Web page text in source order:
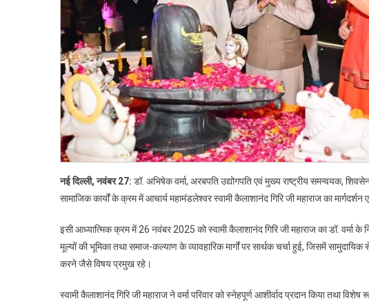
जी
का
आशीर्वाद
और
धर्म-
जनकल्याण
चर्चा
नई दिल्ली, नवंबर 27: डॉ. अभिषेक वर्मा, अरबपति उद्योगपति एवं मुख्य राष्ट्रीय समन्वयक,
सामाजिक कार्यों के क्रम में आचार्य महामंडलेश्वर स्वामी कैलाशानंद गिरि जी महाराज का
इसी आध्यात्मिक क्रम में 26 नवंबर 2025 को स्वामी कैलाशानंद गिरि जी महाराज का डॉ.
मूल्यों की भूमिका तथा समाज-कल्याण के व्यावहारिक मार्गों पर सार्थक चर्चा हुई, जिसमें
करने जैसे विषय प्रमुख रहे।
स्वामी कैलाशानंद गिरि जी महाराज ने वर्मा परिवार को स्नेहपूर्ण आशीर्वाद प्रदान किया तथा